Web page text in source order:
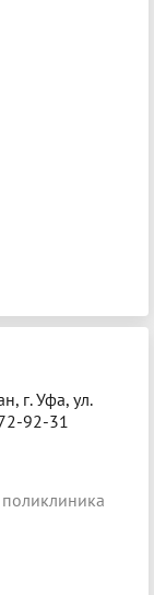
г. Уфа, ул.
92-31
поликлиника